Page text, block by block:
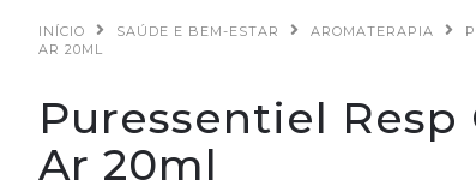
INÍCIO SAÚDE E BEM-ESTAR AROMATERAPIA
AR 20ML
Puressentiel Resp
Ar 20ml